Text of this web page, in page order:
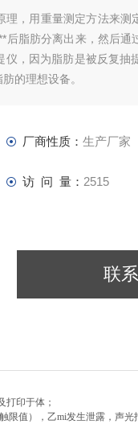
理，用重量测定方法来测
脂肪分离出来，然后通
，因为脂肪是被反复抽
的理想设备。
厂商性质： 生产厂家
访 问 量： 2515
联
打印于体；
限值），乙mi发生泄露，声光